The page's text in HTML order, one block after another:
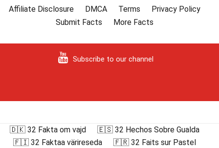
Affiliate Disclosure
DMCA Terms
Privacy Policy
Submit Facts
More Facts
Subscribe to our channel
🇩🇰 32 Fakta om vajd
🇪🇸 32 Hechos Sobre Gualda
🇫🇮 32 Faktaa värireseda
🇫🇷 32 Faits sur Pastel